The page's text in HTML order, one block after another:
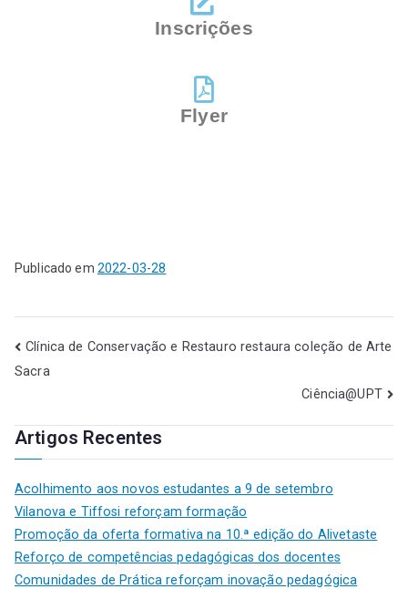
Inscrições
Flyer
Publicado em 2022-03-28
Clínica de Conservação e Restauro restaura coleção de Arte
Sacra
Ciência@UPT
Artigos Recentes
Acolhimento aos novos estudantes a 9 de setembro
Vilanova e Tiffosi reforçam formação
Promoção da oferta formativa na 10.ª edição do Alivetaste
Reforço de competências pedagógicas dos docentes
Comunidades de Prática reforçam inovação pedagógica